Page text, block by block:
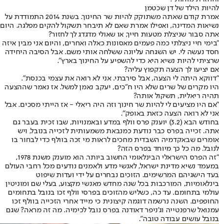
להיות הילד של דן שכטמן
אמרת קודם שאתה משתוקק להיות שר החינוך. בשנת 2014 התמודדת על
נשיאות המדינה, ואפילו אמרת שאם לא תיבחר תשקול להקים מפלגה. היום
אתה סבור שניצלת מטעות חייך, או שאולי מדגדג לך לחזור?
"בימי חיי ניצלתי כמה פעמים מאסונות כאלה ואחרים, והיום אני מבין איזה
חסד נעשה לי. יש השגחה עליונה ששלחה אותי משם. אבל הסיבה היחידה
שרציתי להיות נשיא היא כדי להשפיע על החינוך בארץ".
אם יציעו לך הצעה תקפוץ עליה?
"דווקא היתה לי הצעה, אבל סירבתי. אני לא רואה את עצמי בכנסת".
היו מקרים של שרים שלא היו ח"כים, יעקב נאמן למשל. אז נאמר שההצעה
תהיה ריאלית, תשקול אותה?
"אם היו מציעים לי להיות שר חינוך וזה היה ריאלי - אז הייתי מסכים. אבל
אני לא רואה הצעה כזאת באופק".
בחודש הבא (3.2) יוענק פרס וולף במדע ובאמנויות, שבו זכית בעבר גם
אתה. זכייה בפרס כבר נודעת כמנבאת משמעותית לזכייה בנובל, ויש
אומרים שבאקדמיה השבדית מחכים לראות מי זכה בוולף כדי לבחור בו
לנובל. מה כל כך מיוחד בפרס הזה?
"זה הפרס הישראלי הבינלאומי החשוב ביותר. הוא מוענק משנת 1978,
במעמד נשיא מדינת ישראל, לאנשי מדע ולאמנים נודעים מכל רחבי העולם
בעד הישגיהם המרשימים. הזוכים נבחרים על ידי ועדות שיפוט
בינלאומיות, המורכבות בכל שנה מחדש מאנשי מקצוע, בעלי שם ומוניטין
עולמי בתחומם. עד כה, כשליש מהזוכים בפרסי וולף זכו בנובל בתחומים
החופפים. השנה נרשמה דוגמה קיצונית כי מייד אחרי הזכייה בוולף זכו
עמנואל שרפנטייה וג'ניפר דאודנה בפרס נובל לכימיה. מה זה מראה? שגם
בנובל עושים עבודה טובה".